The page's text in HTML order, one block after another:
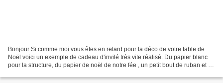
Bonjour Si comme moi vous êtes en retard pour la déco de votre table de
Noël voici un exemple de cadeau d'invité très vite réalisé. Du papier blanc
pour la structure, du papier de noël de notre fée , un petit bout de ruban et il